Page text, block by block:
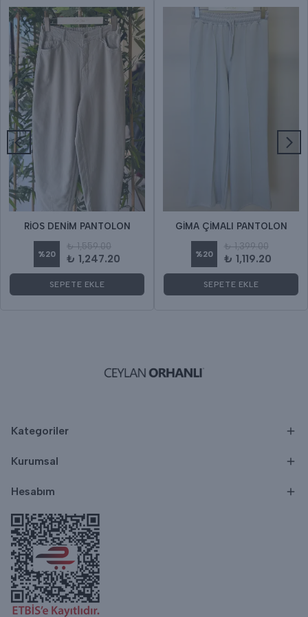
RİOS DENİM PANTOLON
%20
₺ 1,559.00
₺ 1,247.20
SEPETE EKLE
GİMA ÇİMALI PANTOLON
%20
₺ 1,399.00
₺ 1,119.20
SEPETE EKLE
Kategoriler
Kurumsal
Hesabım